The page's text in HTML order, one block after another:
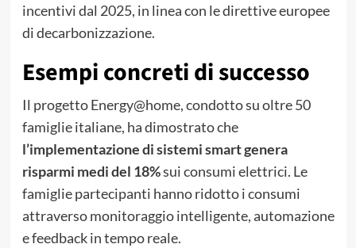
incentivi dal 2025, in linea con le direttive europee
di decarbonizzazione.
Esempi concreti di successo
Il progetto Energy@home, condotto su oltre 50
famiglie italiane, ha dimostrato che
l’implementazione di sistemi smart genera
risparmi medi del 18%sui consumi elettrici. Le
famiglie partecipanti hanno ridotto i consumi
attraverso monitoraggio intelligente, automazione
e feedback in tempo reale.